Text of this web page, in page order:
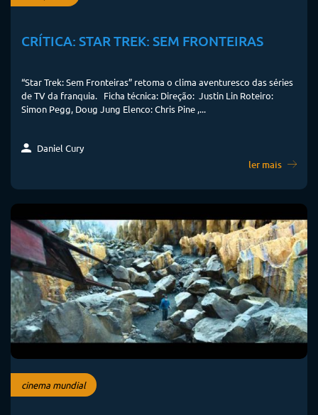
CRÍTICA: STAR TREK: SEM FRONTEIRAS
“Star Trek: Sem Fronteiras” retoma o clima aventuresco das séries
de TV da franquia. Ficha técnica: Direção: Justin Lin Roteiro:
Simon Pegg, Doug Jung Elenco: Chris Pine ,...
Daniel Cury
ler mais
cinema mundial